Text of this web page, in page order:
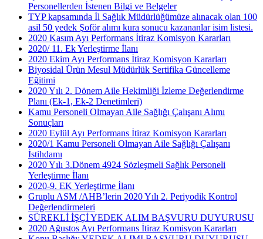
Personellerden İstenen Bilgi ve Belgeler
TYP kapsamında İl Sağlık Müdürlüğümüze alınacak olan 100
asil 50 yedek Şoför alımı kura sonucu kazananlar isim listesi.
2020 Kasım Ayı Performans İtiraz Komisyon Kararları
2020/ 11. Ek Yerleştirme İlanı
2020 Ekim Ayı Performans İtiraz Komisyon Kararları
Biyosidal Ürün Mesul Müdürlük Sertifika Güncelleme
Eğitimi
2020 Yılı 2. Dönem Aile Hekimliği İzleme Değerlendirme
Planı (Ek-1, Ek-2 Denetimleri)
Kamu Personeli Olmayan Aile Sağlığı Çalışanı Alımı
Sonuçları
2020 Eylül Ayı Performans İtiraz Komisyon Kararları
2020/1 Kamu Personeli Olmayan Aile Sağlığı Çalışanı
İstihdamı
2020 Yılı 3.Dönem 4924 Sözleşmeli Sağlık Personeli
Yerleştirme İlanı
2020-9. EK Yerleştirme İlanı
Gruplu ASM /AHB’lerin 2020 Yılı 2. Periyodik Kontrol
Değerlendirmeleri
SÜREKLİ İŞÇİ YEDEK ALIM BAŞVURU DUYURUSU
2020 Ağustos Ayı Performans İtiraz Komisyon Kararları